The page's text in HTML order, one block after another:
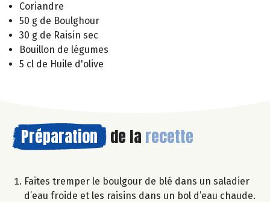
Coriandre
50 g de Boulghour
30 g de Raisin sec
Bouillon de légumes
5 cl de Huile d'olive
Préparation de la recette
Faites tremper le boulgour de blé dans un saladier
d’eau froide et les raisins dans un bol d’eau chaude.